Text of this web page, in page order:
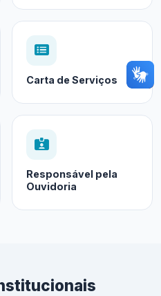
Carta de Serviços
Responsável pela
Ouvidoria